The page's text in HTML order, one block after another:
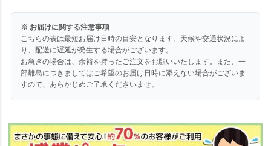
※ お届けに関する注意事項
こちらの表は最短お届け日時の目安となります。天候や交通状況によ
り、配送に遅延が発生する場合がございます。
お急ぎの場合は、余裕を持ったご注文をお願いいたします。また、一
部離島につきましてはご希望のお届け日時に添えない場合がございま
すので、あらかじめご了承くださいませ。